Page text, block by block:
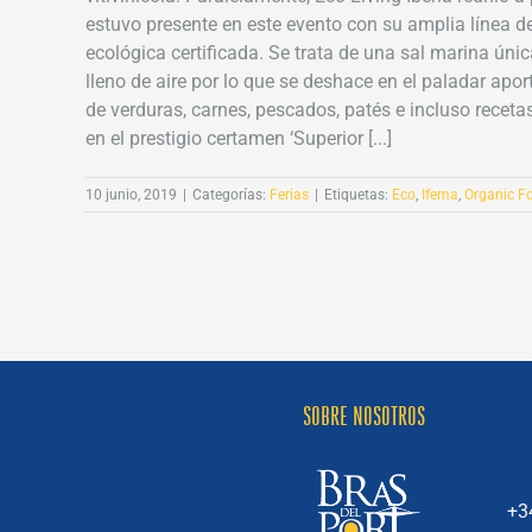
estuvo presente en este evento con su amplia línea
ecológica certificada. Se trata de una sal marina
lleno de aire por lo que se deshace en el paladar
de verduras, carnes, pescados, patés e incluso
en el prestigio certamen ‘Superior [...]
10 junio, 2019 Categorías: Ferias Etiquetas: Eco, Ifema, Organic
SOBRE NOSOTROS